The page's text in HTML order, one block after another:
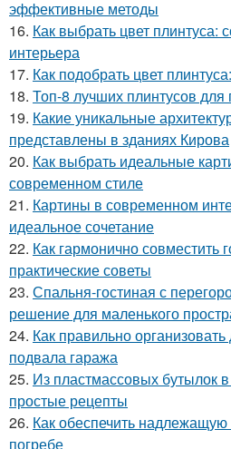
эффективные методы
16. Как выбрать цвет плинтуса:
интерьера
17. Как подобрать цвет
18. Топ-8 лучших плинтусов для
19. Какие уникальные
представлены в зданиях Кирова
20. Как выбрать идеальные
современном стиле
21. Картины в современном
идеальное сочетание
22. Как гармонично совместить
практические советы
23. Спальня-гостиная с
решение для маленького
24. Как правильно
подвала гаража
25. Из пластмассовых бутылок
простые рецепты
26. Как обеспечить
погребе